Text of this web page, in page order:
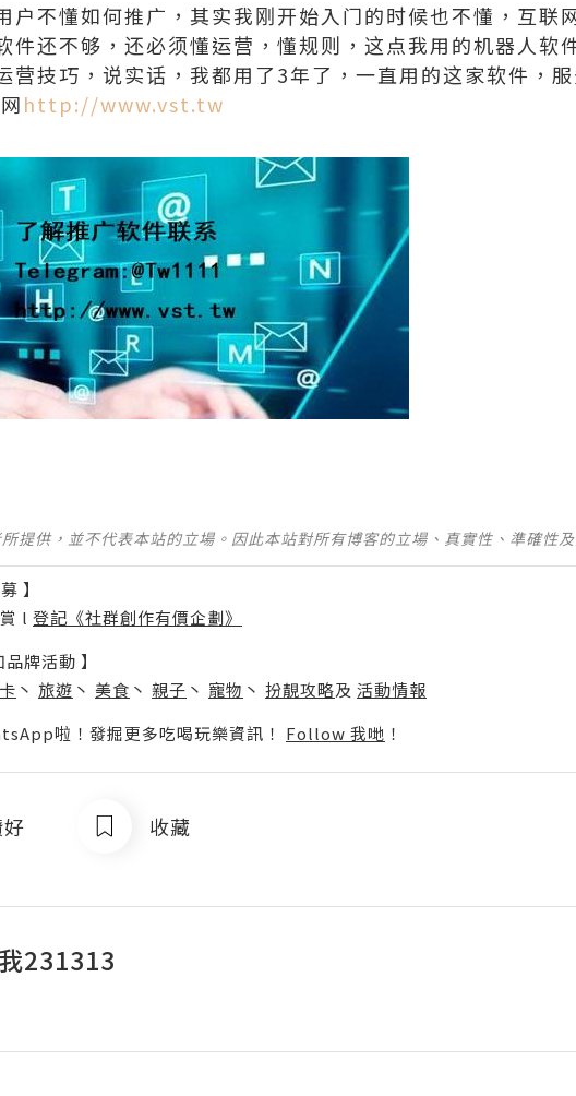
户不懂如何推广，其实我刚开始入门的时候也不懂，互联
件还不够，还必须懂运营，懂规则，这点我用的机器人软
营技巧，说实话，我都用了3年了，一直用的这家软件，
http://www.vst.tw
提供，並不代表本站的立場。因此本站對所有博客的立場、真實性、準確性
】
l 登記《社群創作有價企劃》
牌活動 】
丶 旅遊 丶 美食 丶 親子 丶 寵物 丶 扮靚攻略及 活動情報
啦！發掘更多吃喝玩樂資訊！ Follow 我哋 ！
收藏
我231313